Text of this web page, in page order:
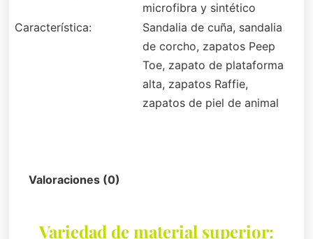
microfibra y sintético
Característica:
Sandalia de cuña, sandalia
de corcho, zapatos Peep
Toe, zapato de plataforma
alta, zapatos Raffie,
zapatos de piel de animal
Valoraciones (0)
Variedad de material superior: